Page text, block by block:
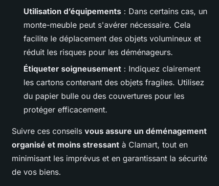
Utilisation d’équipements : Dans certains cas, un
monte-meuble peut s'avérer nécessaire. Cela
facilite le déplacement des objets volumineux et
réduit les risques pour les déménageurs.
Étiqueter soigneusement : Indiquez clairement
les cartons contenant des objets fragiles. Utilisez
du papier bulle ou des couvertures pour les
protéger efficacement.
Suivre ces conseils vous assure un déménagement
organisé et moins stressant à Clamart, tout en
minimisant les imprévus et en garantissant la sécurité
de vos biens.